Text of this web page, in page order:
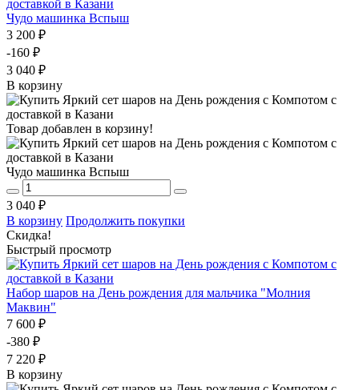
Чудо машинка Вспыш
3 200 ₽
-160 ₽
3 040 ₽
В корзину
Товар добавлен в корзину!
Чудо машинка Вспыш
3 040 ₽
В корзину Продолжить покупки
Скидка!
Быстрый просмотр
Набор шаров на День рождения для мальчика "Молния
Маквин"
7 600 ₽
-380 ₽
7 220 ₽
В корзину